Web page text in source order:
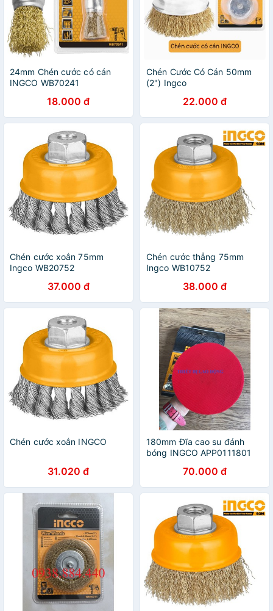
24mm Chén cước có cán
INGCO WB70241
18.000 đ
Chén Cước Có Cán 50mm
(2") Ingco
22.000 đ
Chén cước xoắn 75mm
Ingco WB20752
37.000 đ
Chén cước thẳng 75mm
Ingco WB10752
38.000 đ
Chén cước xoắn INGCO
31.020 đ
180mm Đĩa cao su đánh
bóng INGCO APP0111801
70.000 đ